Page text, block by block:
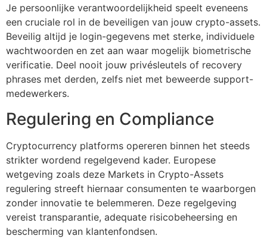
Je persoonlijke verantwoordelijkheid speelt eveneens
een cruciale rol in de beveiligen van jouw crypto-assets.
Beveilig altijd je login-gegevens met sterke, individuele
wachtwoorden en zet aan waar mogelijk biometrische
verificatie. Deel nooit jouw privésleutels of recovery
phrases met derden, zelfs niet met beweerde support-
medewerkers.
Regulering en Compliance
Cryptocurrency platforms opereren binnen het steeds
strikter wordend regelgevend kader. Europese
wetgeving zoals deze Markets in Crypto-Assets
regulering streeft hiernaar consumenten te waarborgen
zonder innovatie te belemmeren. Deze regelgeving
vereist transparantie, adequate risicobeheersing en
bescherming van klantenfondsen.